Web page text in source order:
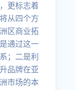
更标志着
从四个方
区商业拓
通过这一
；二是利
品牌在亚
市场的本